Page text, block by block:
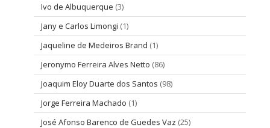
Ivo de Albuquerque (3)
Jany e Carlos Limongi (1)
Jaqueline de Medeiros Brand (1)
Jeronymo Ferreira Alves Netto (86)
Joaquim Eloy Duarte dos Santos (98)
Jorge Ferreira Machado (1)
José Afonso Barenco de Guedes Vaz (25)